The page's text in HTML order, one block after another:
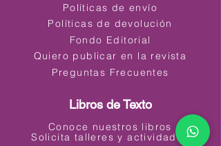
Políticas de envío
Políticas de devolución
Fondo Editorial
Quiero publicar en la revista
Preguntas Frecuentes
Libros de Texto
Conoce nuestros libros
Solicita talleres y actividades